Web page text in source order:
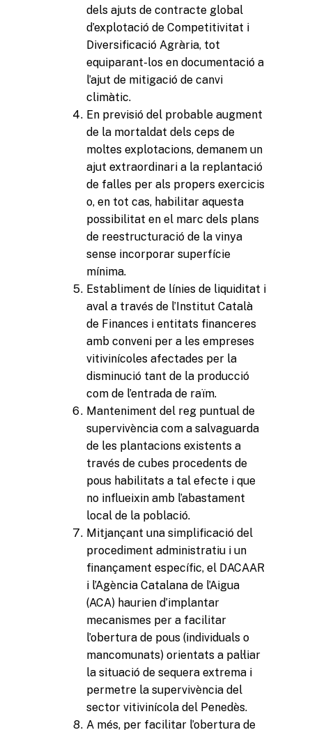
dels ajuts de contracte global
d’explotació de Competitivitat i
Diversificació Agrària, tot
equiparant-los en documentació a
l’ajut de mitigació de canvi
climàtic.
En previsió del probable augment
de la mortaldat dels ceps de
moltes explotacions, demanem un
ajut extraordinari a la replantació
de falles per als propers exercicis
o, en tot cas, habilitar aquesta
possibilitat en el marc dels plans
de reestructuració de la vinya
sense incorporar superfície
mínima.
Establiment de línies de liquiditat i
aval a través de l’Institut Català
de Finances i entitats financeres
amb conveni per a les empreses
vitivinícoles afectades per la
disminució tant de la producció
com de l’entrada de raïm.
Manteniment del reg puntual de
supervivència com a salvaguarda
de les plantacions existents a
través de cubes procedents de
pous habilitats a tal efecte i que
no influeixin amb l’abastament
local de la població.
Mitjançant una simplificació del
procediment administratiu i un
finançament específic, el DACAAR
i l’Agència Catalana de l’Aigua
(ACA) haurien d’implantar
mecanismes per a facilitar
l’obertura de pous (individuals o
mancomunats) orientats a pal·liar
la situació de sequera extrema i
permetre la supervivència del
sector vitivinícola del Penedès.
A més, per facilitar l’obertura de